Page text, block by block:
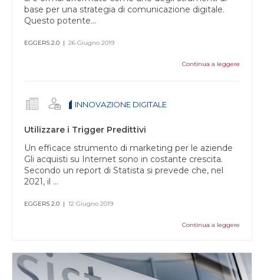
base per una strategia di comunicazione digitale.
Questo potente...
EGGERS 2.0 | 26 Giugno 2019
Continua a leggere
INNOVAZIONE DIGITALE
Utilizzare i Trigger Predittivi
Un efficace strumento di marketing per le aziende
Gli acquisti su Internet sono in costante crescita.
Secondo un report di Statista si prevede che, nel
2021, il ...
EGGERS 2.0 | 12 Giugno 2019
Continua a leggere